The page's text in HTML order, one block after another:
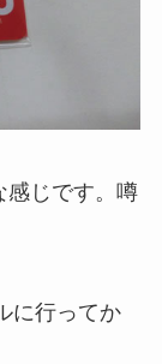
感じです。噂
に行ってか